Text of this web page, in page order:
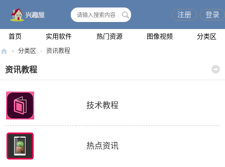
首页 实用软件 热门资源 图像视频 分类区
注册 登录
兴
屋
» 分类区 › 资讯教程
资讯教程
技术教程
热点资讯